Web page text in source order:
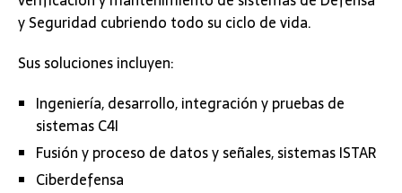
y Seguridad cubriendo todo su ciclo de vida.
Sus soluciones incluyen:
Ingeniería, desarrollo, integración y pruebas de
sistemas C4I
Fusión y proceso de datos y señales, sistemas ISTAR
Ciberdefensa